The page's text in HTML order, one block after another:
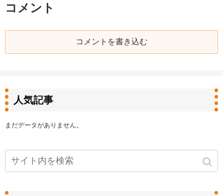
コメント
コメントを書き込む
人気記事
まだデータがありません。